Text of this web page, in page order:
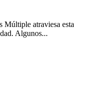
Múltiple atraviesa esta
Algunos...